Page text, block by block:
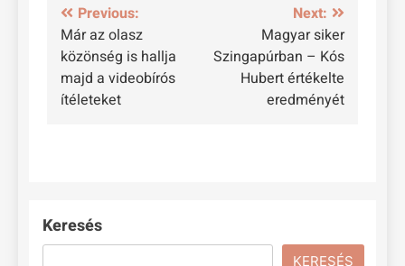
Bejegyzés
navigáció
Previous:
Már az olasz
közönség is hallja
majd a videobírós
ítéleteket
Next:
Magyar siker
Szingapúrban – Kós
Hubert értékelte
eredményét
Keresés
KERESÉS